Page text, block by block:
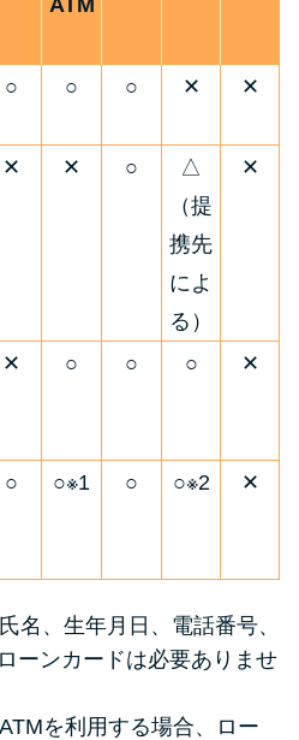
○ ○ ○ ✕ ✕
✕ ✕ ○
△
（提
携先
によ
る）
✕
✕ ○ ○ ○ ✕
○ ○※1 ○ ○※2 ✕
名、生年月日、電話番号、
ーンカードは必要ありませ
を利用する場合、ロー